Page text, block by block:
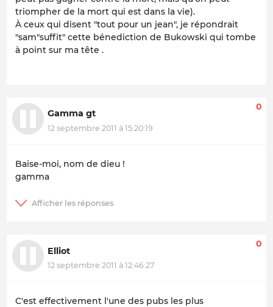
triompher de la mort qui est dans la vie).
À ceux qui disent "tout pour un jean", je répondrait
"sam"suffit" cette bénediction de Bukowski qui tombe
à point sur ma tête .
Gamma gt
12 septembre 2011 à 15:20:19
0
Baise-moi, nom de dieu !
gamma
Elliot
12 septembre 2011 à 12:46:27
0
C'est effectivement l'une des pubs les plus